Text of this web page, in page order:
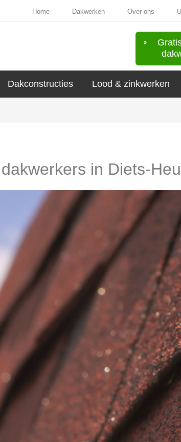
Home Dakwerken Over ons
Dakconstructies Lood & zinkwerken
in Diets-